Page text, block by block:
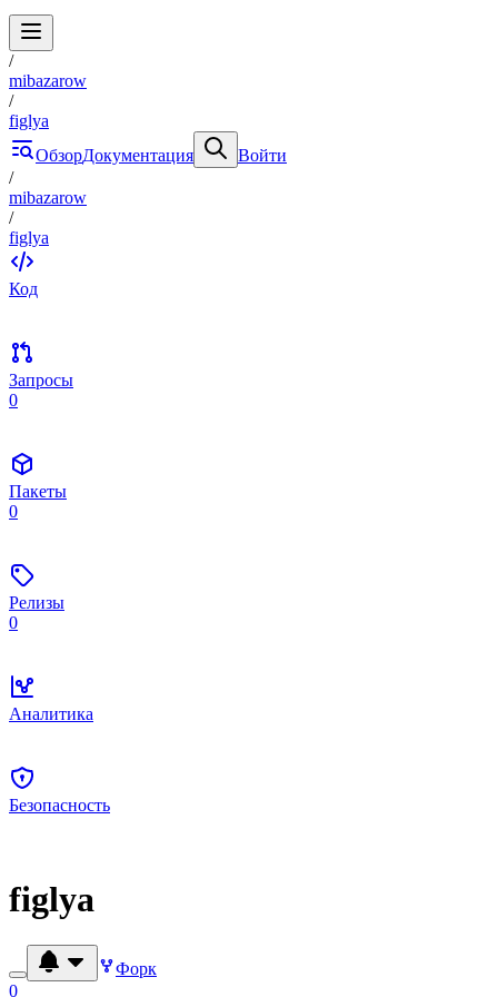
/
mibazarow
/
figlya
ОбзорДокументация
Войти
/
mibazarow
/
figlya
Код
Запросы
0
Пакеты
0
Релизы
0
Аналитика
Безопасность
figlya
Форк
0